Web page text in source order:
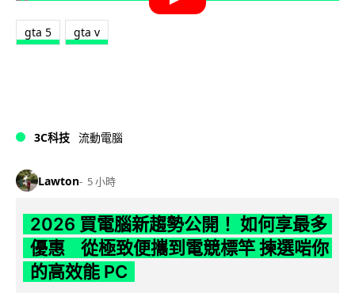
gta 5 gta v
3C科技 流動電腦
Lawton 5 小時
2026 買電腦新趨勢公開！ 如何享最多
優惠 從極致便攜到電競標竿 揀選啱你
的高效能 PC